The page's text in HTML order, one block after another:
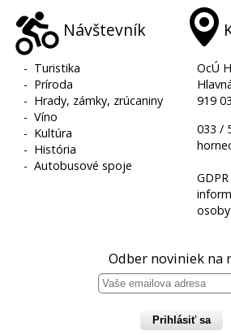
Návštevník
- Turistika
- Príroda
- Hrady, zámky, zrúcaniny
-Víno
- Kultúra
- História
-Autobusové spoje
OcÚ
919
033 /
osoby
Odber noviniek na
Prihlásiť sa